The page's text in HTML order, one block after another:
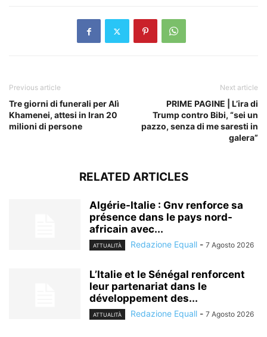
Previous article
Tre giorni di funerali per Alì
Khamenei, attesi in Iran 20
milioni di persone
Next article
PRIME PAGINE | L’ira di
Trump contro Bibi, “sei un
pazzo, senza di me saresti in
galera”
RELATED ARTICLES
Algérie-Italie : Gnv renforce sa
présence dans le pays nord-
africain avec...
ATTUALITÀ Redazione Equall - 7 Agosto 2026
L’Italie et le Sénégal renforcent
leur partenariat dans le
développement des...
ATTUALITÀ Redazione Equall - 7 Agosto 2026